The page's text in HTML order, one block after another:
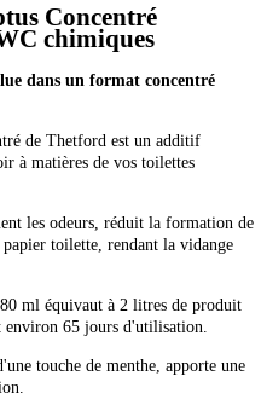
Concentré
chimiques
dans un format concentré
de Thetford est un additif
à matières de vos toilettes
les odeurs, réduit la formation de
toilette, rendant la vidange
ml équivaut à 2 litres de produit
environ 65 jours d'utilisation.
touche de menthe, apporte une